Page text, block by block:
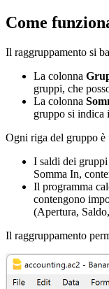
Come
Il raggruppamento si
La colonna
gruppi, che
La colonna
gruppo si indica
Ogni riga del gruppo è
I saldi dei
Somma In,
Il programma
contengono
(Apertura,
Il raggruppamento